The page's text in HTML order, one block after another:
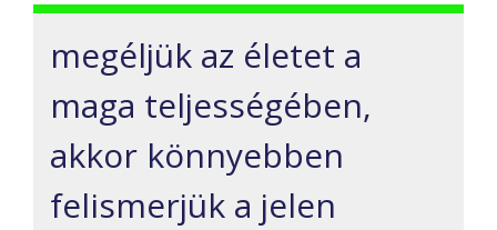
megéljük az életet a
maga teljességében,
akkor könnyebben
felismerjük a jelen